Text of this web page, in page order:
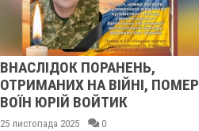
ВНАСЛІДОК ПОРАНЕНЬ,
ОТРИМАНИХ НА ВІЙНІ, ПОМЕР
ВОЇН ЮРІЙ ВОЙТИК
25 листопада 2025 0